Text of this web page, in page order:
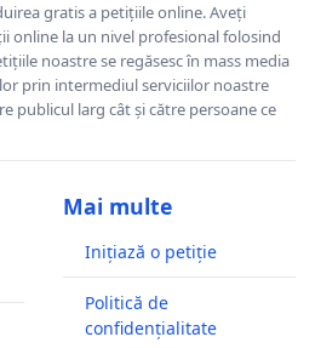
gratis a petițiile online. Aveți
online la un nivel profesional folosind
noastre se regăsesc în mass media
prin intermediul serviciilor noastre
publicul larg cât și către persoane ce
Mai multe
Inițiază o petiție
Politică de
confidențialitate